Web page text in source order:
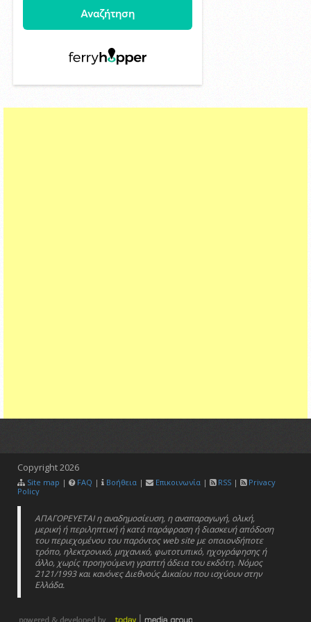
Copyright2026
Site map | FAQ | Βοήθεια | Επικοινωνία | RSS |
Privacy
Policy
ΑΠΑΓΟΡΕΥΕΤΑΙ η αναδημοσίευση, η αναπαραγωγή, ολική,
μερική ή περιληπτική ή κατά παράφραση ή διασκευή απόδοση
του περιεχομένου του παρόντος web site με οποιονδήποτε
τρόπο, ηλεκτρονικό, μηχανικό, φωτοτυπικό, ηχογράφησης ή
άλλο, χωρίς προηγούμενη γραπτή άδεια του εκδότη. Νόμος
2121/1993 και κανόνες Διεθνούς Δικαίου που ισχύουν στην
Ελλάδα.